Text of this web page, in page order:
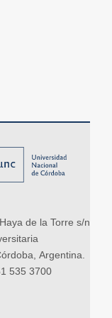
de la Torre s/n,
Argentina.
535 3700